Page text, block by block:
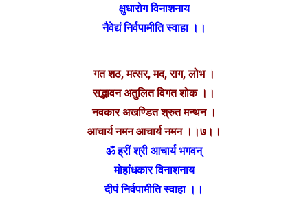
क्षुधारोग विनाशनाय
नैवेद्यं निर्वपामीति स्वाहा ।।
गत शठ, मत्सर, मद, राग, लोभ ।
सद्भावन अतुलित विगत शोक ।।
नवकार अखण्डित श्रुत मन्थन ।
आचार्य नमन आचार्य नमन ।।७।।
ॐ ह्रीं श्री आचार्य भगवन्
मोहांधकार विनाशनाय
दीपं निर्वपामीति स्वाहा ।।